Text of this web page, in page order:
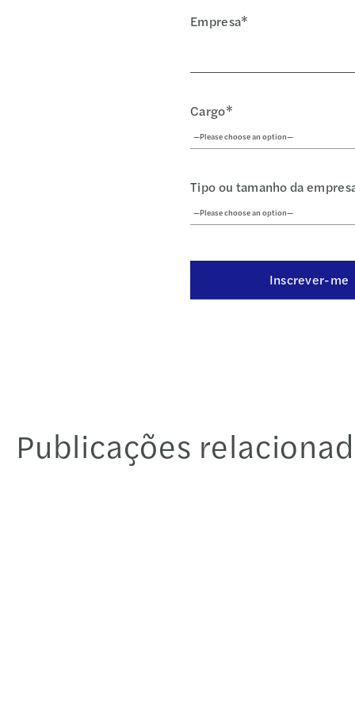
Empresa*
Cargo*
Tipo ou tamanho da
Publicações